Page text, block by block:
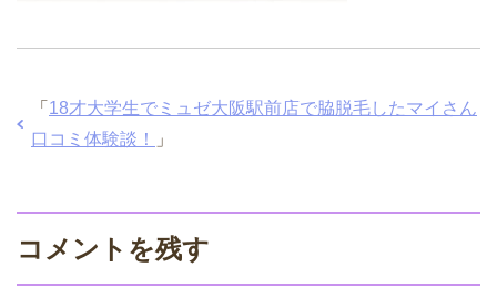
「 18才大学生でミュゼ大阪駅前店で脇脱毛したマイさん
口コミ体験談！
」
コメントを残す